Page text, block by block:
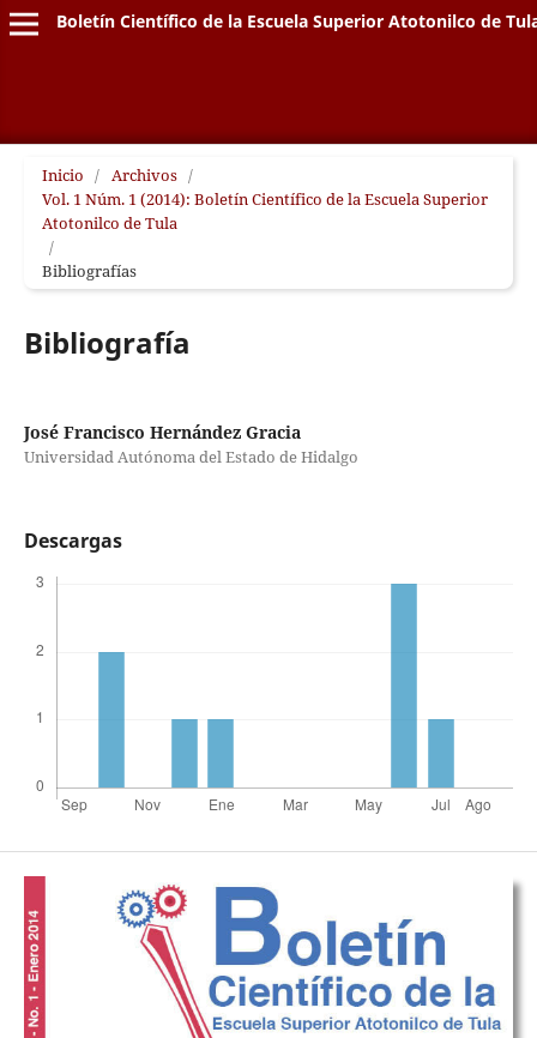
Boletín Científico de la Escuela Superior Atotonilco de
Inicio / Archivos /
Vol. 1 Núm. 1 (2014): Boletín Científico de la Escuela Superior
Atotonilco de Tula
/
Bibliografías
Bibliografía
José Francisco Hernández Gracia
Universidad Autónoma del Estado de Hidalgo
Descargas